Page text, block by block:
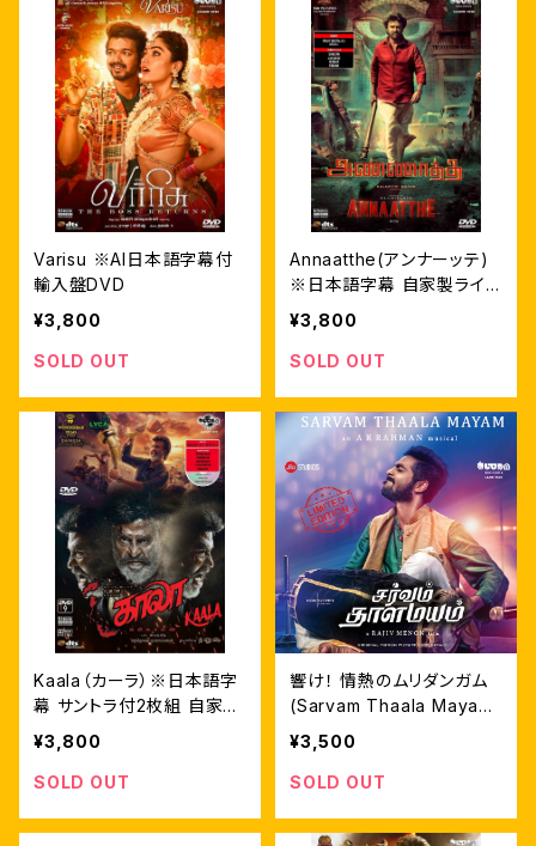
Varisu ※AI日本語字幕付
輸入盤DVD
¥3,800
SOLD OUT
Annaatthe(アンナーッテ)
※日本語字幕 自家製ライナ
ーノーツ付 輸入盤DVD
¥3,800
SOLD OUT
Kaala（カーラ）※日本語字
幕 サントラ付2枚組 自家製
ライナーノーツ付 輸入盤D
VD
¥3,800
SOLD OUT
響け！ 情熱のムリダンガム
(Sarvam Thaala Mayam)
サントラCD ※upgrade再
発売
¥3,500
SOLD OUT